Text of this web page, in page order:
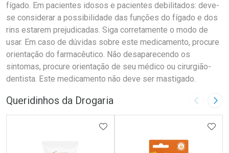
fígado. Em pacientes idosos e pacientes debilitados: deve-
se considerar a possibilidade das funções do fígado e dos
rins estarem prejudicadas. Siga corretamente o modo de
usar. Em caso de dúvidas sobre este medicamento, procure
orientação do farmacêutico. Não desaparecendo os
sintomas, procure orientação de seu médico ou cirurgião-
dentista. Este medicamento não deve ser mastigado.
Queridinhos da Drogaria Imagem
ADICIONAR AOS FAVORITOS